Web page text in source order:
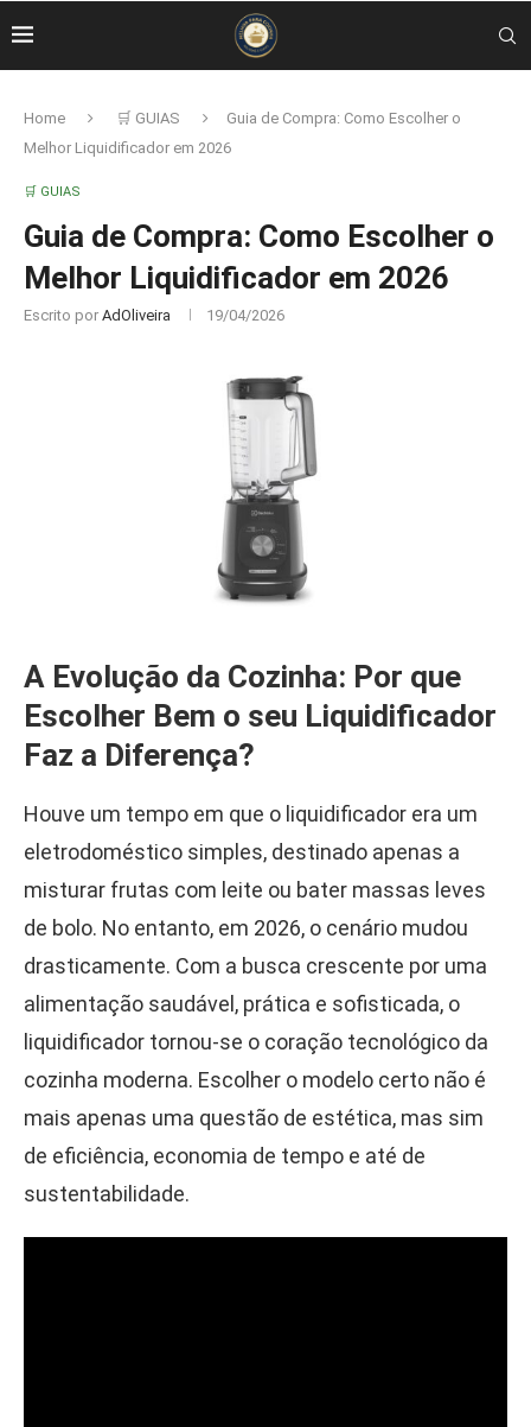
Home 🛒 GUIAS
Guia de Compra: Como Escolher o
Melhor Liquidificador em 2026
🛒 GUIAS
Guia de Compra: Como Escolher o
Melhor Liquidificador em 2026
Escrito por AdOliveira 19/04/2026
A Evolução da Cozinha: Por que
Escolher Bem o seu Liquidificador
Faz a Diferença?
Houve um tempo em que o liquidificador era um
eletrodoméstico simples, destinado apenas a
misturar frutas com leite ou bater massas leves
de bolo. No entanto, em 2026, o cenário mudou
drasticamente. Com a busca crescente por uma
alimentação saudável, prática e sofisticada, o
liquidificador tornou-se o coração tecnológico da
cozinha moderna. Escolher o modelo certo não é
mais apenas uma questão de estética, mas sim
de eficiência, economia de tempo e até de
sustentabilidade.